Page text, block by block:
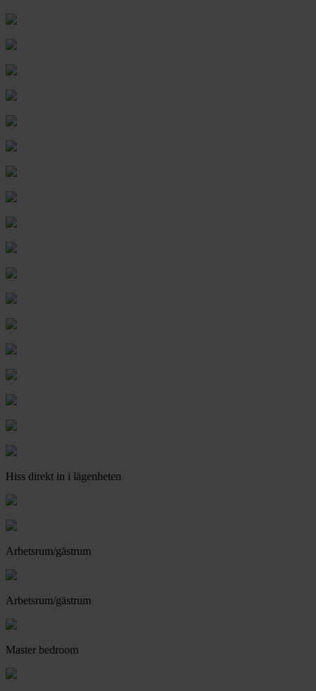
Hiss direkt in i lägenheten
Arbetsrum/gästrum
Arbetsrum/gästrum
Master bedroom